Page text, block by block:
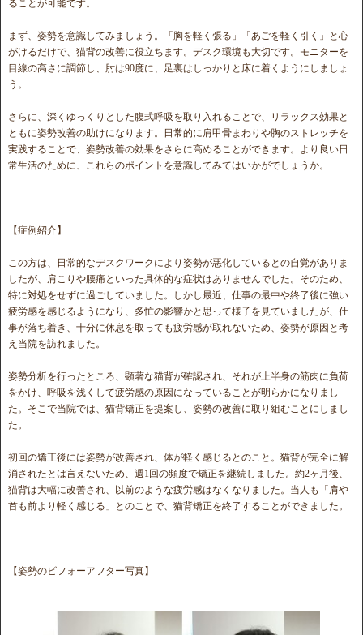
ることが可能です。
まず、姿勢を意識してみましょう。「胸を軽く張る」「あごを軽く引く」と心
がけるだけで、猫背の改善に役立ちます。デスク環境も大切です。モニターを
目線の高さに調節し、肘は90度に、足裏はしっかりと床に着くようにしましょ
う。
さらに、深くゆっくりとした腹式呼吸を取り入れることで、リラックス効果と
ともに姿勢改善の助けになります。日常的に肩甲骨まわりや胸のストレッチを
実践することで、姿勢改善の効果をさらに高めることができます。より良い日
常生活のために、これらのポイントを意識してみてはいかがでしょうか。
【症例紹介】
この方は、日常的なデスクワークにより姿勢が悪化しているとの自覚がありま
したが、肩こりや腰痛といった具体的な症状はありませんでした。そのため、
特に対処をせずに過ごしていました。しかし最近、仕事の最中や終了後に強い
疲労感を感じるようになり、多忙の影響かと思って様子を見ていましたが、仕
事が落ち着き、十分に休息を取っても疲労感が取れないため、姿勢が原因と考
え当院を訪れました。
姿勢分析を行ったところ、顕著な猫背が確認され、それが上半身の筋肉に負荷
をかけ、呼吸を浅くして疲労感の原因になっていることが明らかになりまし
た。そこで当院では、猫背矯正を提案し、姿勢の改善に取り組むことにしまし
た。
初回の矯正後には姿勢が改善され、体が軽く感じるとのこと。猫背が完全に解
消されたとは言えないため、週1回の頻度で矯正を継続しました。約2ヶ月後、
猫背は大幅に改善され、以前のような疲労感はなくなりました。当人も「肩や
首も前より軽く感じる」とのことで、猫背矯正を終了することができました。
【姿勢のビフォーアフター写真】